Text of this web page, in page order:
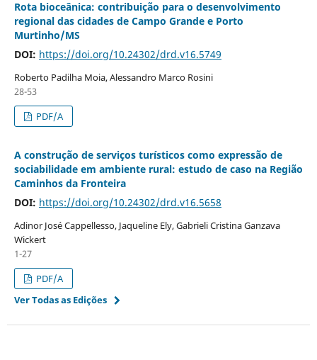
Rota bioceânica: contribuição para o desenvolvimento
regional das cidades de Campo Grande e Porto
Murtinho/MS
DOI: https://doi.org/10.24302/drd.v16.5749
Roberto Padilha Moia, Alessandro Marco Rosini
28-53
PDF/A
A construção de serviços turísticos como expressão de
sociabilidade em ambiente rural: estudo de caso na Região
Caminhos da Fronteira
DOI: https://doi.org/10.24302/drd.v16.5658
Adinor José Cappellesso, Jaqueline Ely, Gabrieli Cristina Ganzava
Wickert
1-27
PDF/A
Ver Todas as Edições